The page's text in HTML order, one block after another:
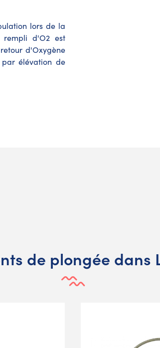
lors de la
d'O2 est
d'Oxygène
élévation de
de plongée dans